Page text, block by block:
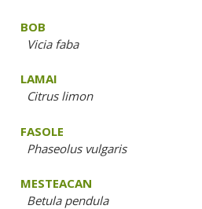
BOB
Vicia faba
LAMAI
Citrus limon
FASOLE
Phaseolus vulgaris
MESTEACAN
Betula pendula